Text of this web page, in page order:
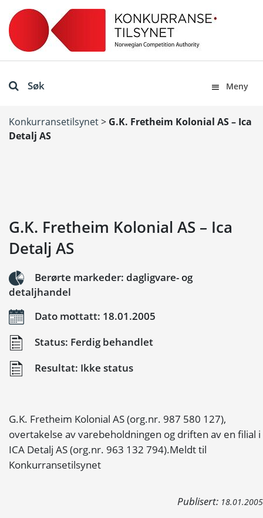
Søk Meny
Konkurransetilsynet> G.K. Fretheim Kolonial AS – Ica
Detalj AS
G.K. Fretheim Kolonial AS – Ica
Detalj AS
Berørte markeder: dagligvare- og
detaljhandel
Dato mottatt: 18.01.2005
Status: Ferdig behandlet
Resultat: Ikke status
G.K. Fretheim Kolonial AS (org.nr. 987 580 127),
overtakelse av varebeholdningen og driften av en filial i
ICA Detalj AS (org.nr. 963 132 794).Meldt til
Konkurransetilsynet
Publisert: 18.01.2005